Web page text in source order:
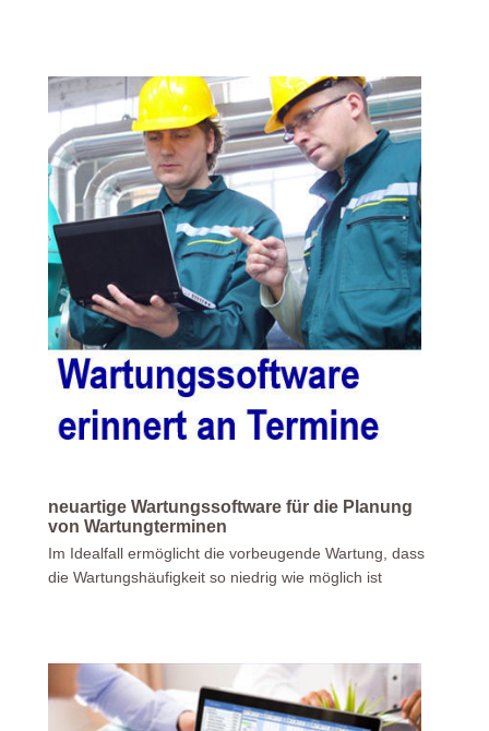
neuartige Wartungssoftware für die Planung
von Wartungterminen
Im Idealfall ermöglicht die vorbeugende Wartung, dass
die Wartungshäufigkeit so niedrig wie möglich ist